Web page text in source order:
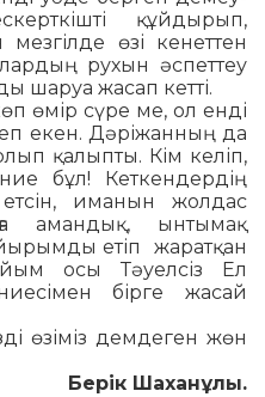
құйды­рып,
мезгілде өзі кенеттен
рухын әспеттеу
шаруа жасап кетті.
өмір сүре ме, ол енді
екен. Дәріжанның да
қалыпты. Кім келіп,
бұл! Кеткендердің
иманын жолдас
аман­дық, ынтымақ
етіп жаратқан
осы Тәуелсіз Ел
бірге жасай
өзіміз дем­деген жөн
Берік Шаханұлы.